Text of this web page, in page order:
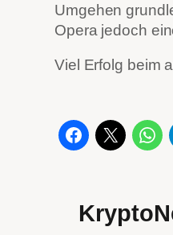
Umgehen
Opera jedoch
Viel Erfolg beim